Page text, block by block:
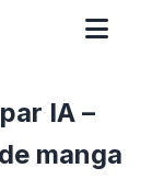
IA –
manga